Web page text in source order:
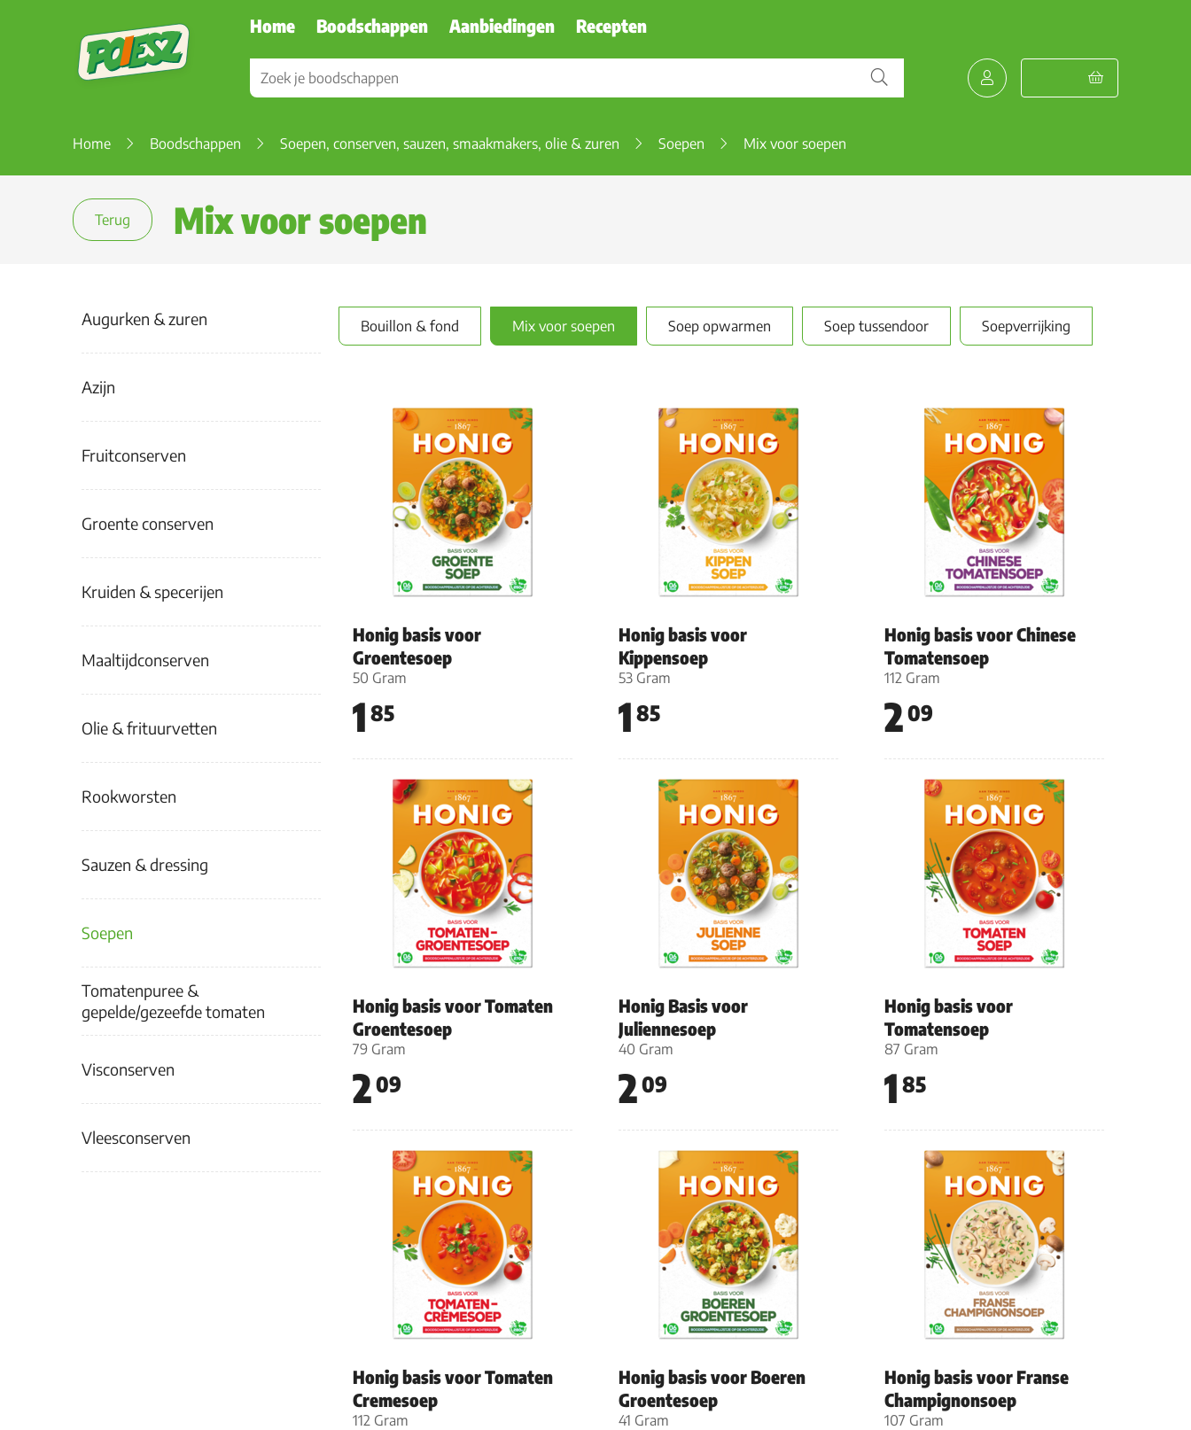
Home Boodschappen Aanbiedingen Recepten
Home Boodschappen Soepen, conserven, sauzen, smaakmakers, olie & zuren Soepen Mix voor soepen
Terug Mix voor soepen
Augurken & zuren
Azijn
Fruitconserven
Groente conserven
Kruiden & specerijen
Maaltijdconserven
Olie & frituurvetten
Rookworsten
Sauzen & dressing
Soepen
Tomatenpuree &
gepelde/gezeefde tomaten
Visconserven
Vleesconserven
Bouillon & fond Mix voor soepen Soep opwarmen Soep tussendoor Soepverrijking
Honig basis voor
Groentesoep
50 Gram
1 85
Honig basis voor
Kippensoep
53 Gram
1 85
Honig basis voor Chinese
Tomatensoep
112 Gram
209
Honig basis voor Tomaten
Groentesoep
79 Gram
209
Honig Basis voor
Juliennesoep
40 Gram
209
Honig basis voor
Tomatensoep
87 Gram
1 85
Honig basis voor Tomaten
Cremesoep
112 Gram
Honig basis voor Boeren
Groentesoep
41 Gram
Honig basis voor Franse
Champignonsoep
107 Gram